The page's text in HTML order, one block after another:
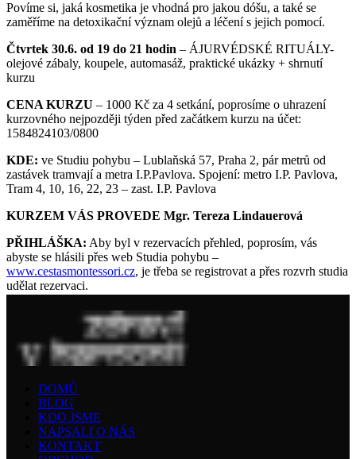
Povíme si, jaká kosmetika je vhodná pro jakou dóšu, a také se
zaměříme na detoxikační význam olejů a léčení s jejich pomocí.
Čtvrtek 30.6. od 19 do 21 hodin – ÁJURVÉDSKÉ RITUÁLY-
olejové zábaly, koupele, automasáž, praktické ukázky + shrnutí
kurzu
CENA KURZU – 1000 Kč za 4 setkání, poprosíme o uhrazení
kurzovného nejpozději týden před začátkem kurzu na účet:
1584824103/0800
KDE: ve Studiu pohybu – Lublaňská 57, Praha 2, pár metrů od
zastávek tramvají a metra I.P.Pavlova. Spojení: metro I.P. Pavlova,
Tram 4, 10, 16, 22, 23 – zast. I.P. Pavlova
KURZEM VÁS PROVEDE Mgr. Tereza Lindauerová
PŘIHLÁŠKA: Aby byl v rezervacích přehled, poprosím, vás
abyste se hlásili přes web Studia pohybu –
www.cestasmontessori.cz, je třeba se registrovat a přes rozvrh studia
udělat rezervaci.
DOMŮ
BLOG
KDO JSME
NAPSALI O NÁS
KONTAKT